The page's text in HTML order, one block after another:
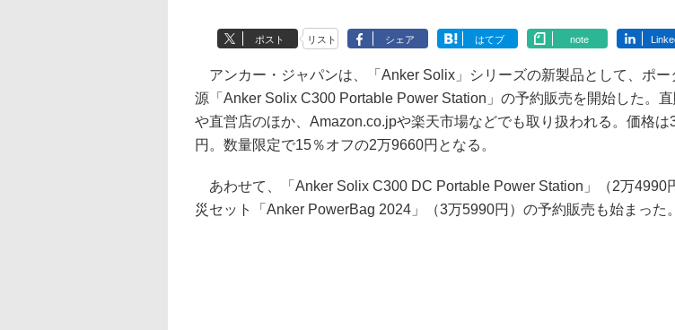
ポスト リスト シェア はてブ note
アンカー・ジャパンは、「Anker Solix」シリーズの新製品として、ポー
源「Anker Solix C300 Portable Power Station」の予約販売を開始した。直
や直営店のほか、Amazon.co.jpや楽天市場などでも取り扱われる。価格は
円。数量限定で15％オフの2万9660円となる。
あわせて、「Anker Solix C300 DC Portable Power Station」（2万4990
災セット「Anker PowerBag 2024」（3万5990円）の予約販売も始まった。